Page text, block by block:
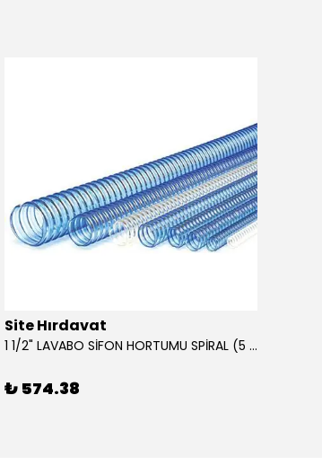
Site Hırdavat
1 1/2" LAVABO SİFON HORTUMU SPİRAL (5 MT)
₺ 574.38